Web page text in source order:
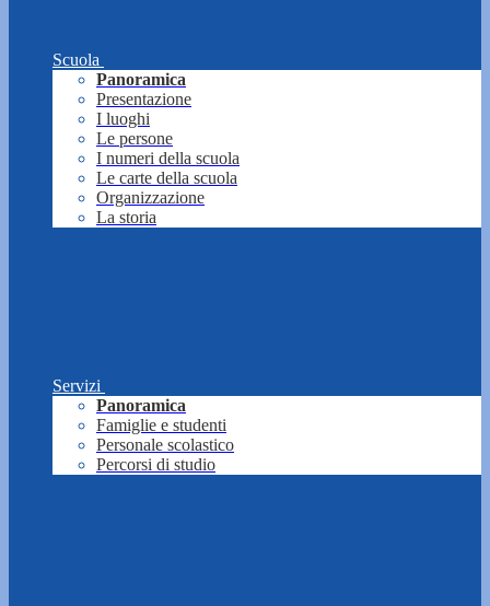
Scuola
Panoramica
Presentazione
I luoghi
Le persone
I numeri della scuola
Le carte della scuola
Organizzazione
La storia
Servizi
Panoramica
Famiglie e studenti
Personale scolastico
Percorsi di studio